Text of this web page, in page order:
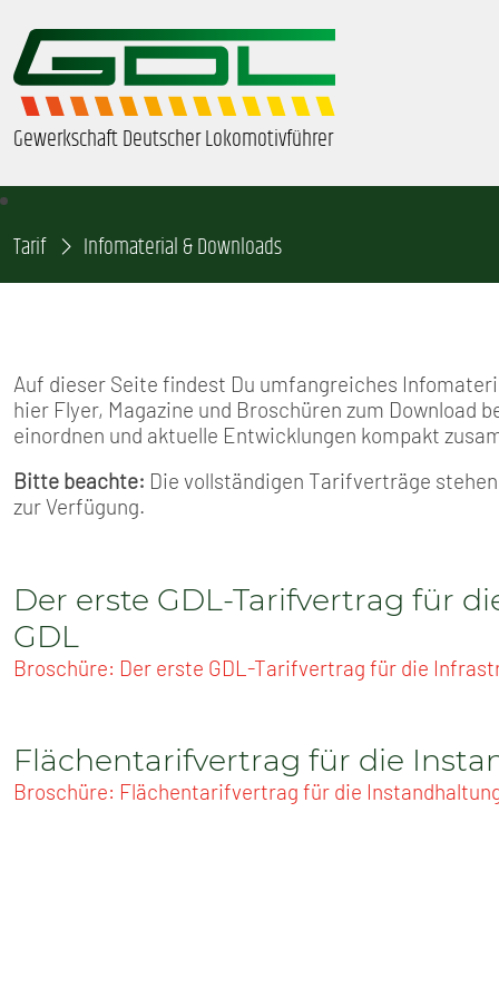
Gewerkschaft Deutscher Lokomotivführer
ÜBER UNS
GDL-JUGEND
BEAMTE
SENIOREN
SERVICE
PRESSE
Tarif Infomaterial & Downloads
Auf dieser Seite findest Du umfangreiches
hier Flyer, Magazine und Broschüren zum Download
einordnen und aktuelle Entwicklungen kompakt
Bitte beachte: Die vollständigen Tarifverträge
zur Verfügung.
Der erste GDL-Tarifvertrag für
GDL
Broschüre: Der erste GDL-Tarifvertrag für die
Flächentarifvertrag für die
Broschüre: Flächentarifvertrag für die